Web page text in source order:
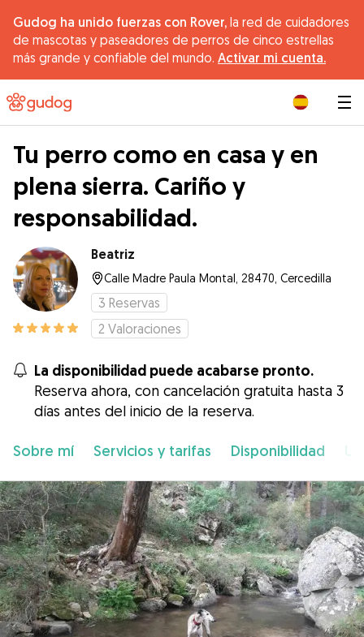
Gudog ha unido fuerzas con Rover, la red de cuidadores
de mascotas y paseadores de perros de cinco estrellas
más grande y confiable del mundo. Activar mi cuenta.
Tu perro como en casa y en
plena sierra. Cariño y
responsabilidad.
Beatriz
Calle Madre Paula Montal, 28470, Cercedilla
3 Reservas
2 Valoraciones
La disponibilidad puede acabarse pronto.
Reserva ahora, con cancelación gratuita hasta 3
días antes del inicio de la reserva.
Sobre mí Servicios y tarifas Disponibilidad